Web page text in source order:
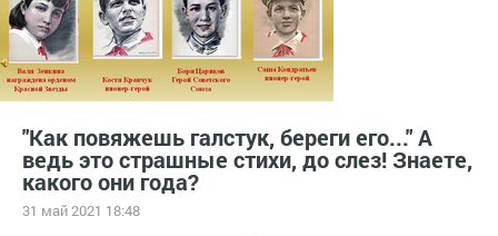
"Как повяжешь галстук, береги его..." А
ведь это страшные стихи, до слез! Знаете,
какого они года?
31 май 2021 18:48